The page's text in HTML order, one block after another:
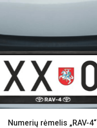
Numerių rėmelis „RAV-4“